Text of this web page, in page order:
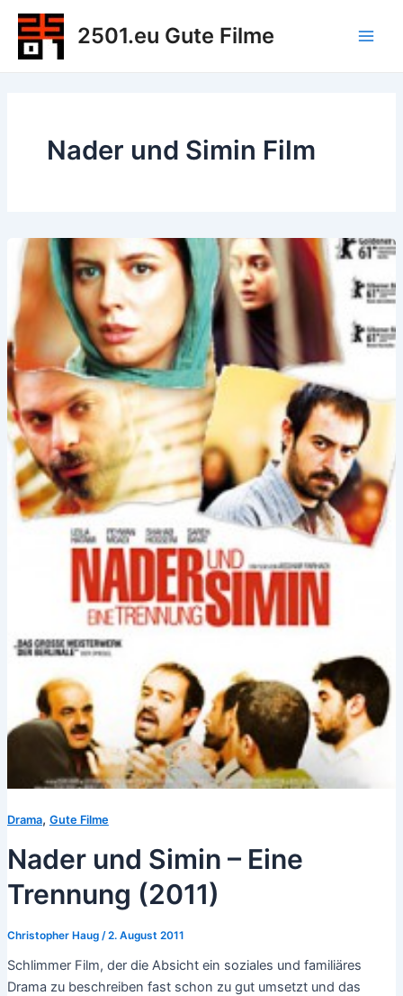
Zum
Inhalt
springen
2501.eu Gute Filme
Nader und Simin Film
Drama, Gute Filme
Nader und Simin – Eine
Trennung (2011)
Christopher Haug /2. August 2011
Schlimmer Film, der die Absicht ein soziales und familiäres
Drama zu beschreiben fast schon zu gut umsetzt und das